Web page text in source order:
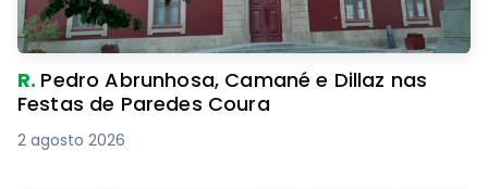
R. Pedro Abrunhosa, Camané e Dillaz nas
Festas de Paredes Coura
2 agosto 2026